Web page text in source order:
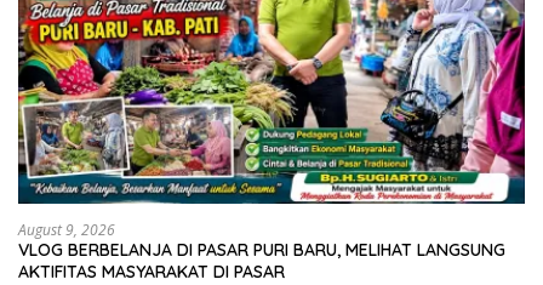
August 9, 2026
VLOG BERBELANJA DI PASAR PURI BARU, MELIHAT LANGSUNG
AKTIFITAS MASYARAKAT DI PASAR